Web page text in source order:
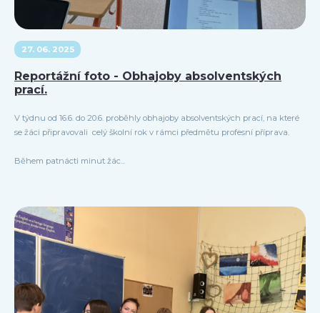
27. 06. 2025
Reportážní foto - Obhajoby absolventských
prací.
V týdnu od 16.6. do 20.6. proběhly obhajoby absolventských prací, na které
se žáci připravovali celý školní rok v rámci předmětu profesní příprava.
Během patnácti minut žác...